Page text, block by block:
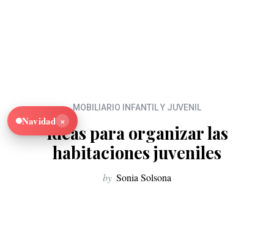
MOBILIARIO INFANTIL Y JUVENIL
Ideas para organizar las
habitaciones juveniles
by Sonia Solsona
Navidad ×